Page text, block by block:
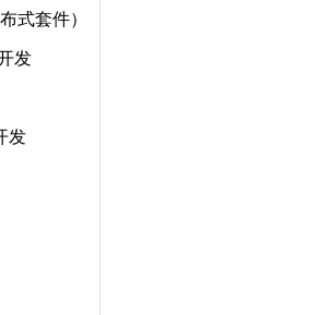
式套件）
发
发